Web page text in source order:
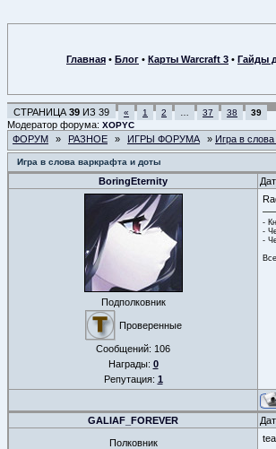
Главная • Блог • Карты Warcraft 3 • Гайды
СТРАНИЦА 39 ИЗ 39 « 1 2 37 38 39
Модератор форума: XOPYC
ФОРУМ » РАЗНОЕ » ИГРЫ ФОРУМА » Игра в
Игра в слова варкрафта и доты
BoringEternity
Подполковник
Проверенные
Сообщений: 106
Награды: 0
Репутация: 1
-
-
-
GALIAF_FOREVER
Полковник